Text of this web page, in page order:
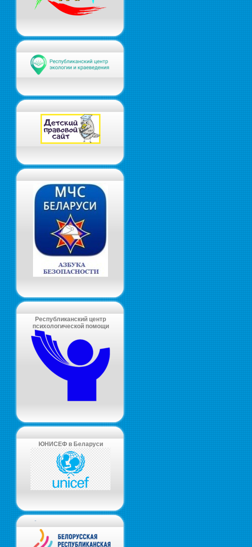
Республиканский центр
психологической помощи
ЮНИСЕФ в Беларуси
-